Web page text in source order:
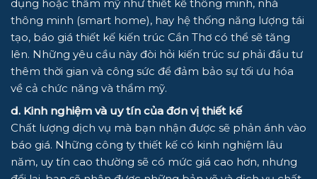
dụng hoặc thẩm mỹ như thiết kế thông minh, nhà
thông minh (smart home), hay hệ thống năng lượng tái
tạo, báo giá thiết kế kiến trúc Cần Thơ có thể sẽ tăng
lên. Những yêu cầu này đòi hỏi kiến trúc sư phải đầu tư
thêm thời gian và công sức để đảm bảo sự tối ưu hóa
về cả chức năng và thẩm mỹ.
d. Kinh nghiệm và uy tín của đơn vị thiết kế
Chất lượng dịch vụ mà bạn nhận được sẽ phản ánh vào
báo giá. Những công ty thiết kế có kinh nghiệm lâu
năm, uy tín cao thường sẽ có mức giá cao hơn, nhưng